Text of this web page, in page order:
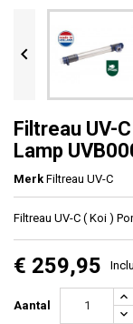

Filtreau UV-
Lamp
Merk Filtreau UV-C
Filtreau UV-C ( Koi )
€ 259,95
Aantal